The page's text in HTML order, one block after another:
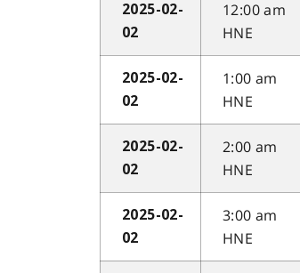
2025-02-
02
12:00 am
HNE
2025-02-
02
1:00 am
HNE
2025-02-
02
2:00 am
HNE
2025-02-
02
3:00 am
HNE